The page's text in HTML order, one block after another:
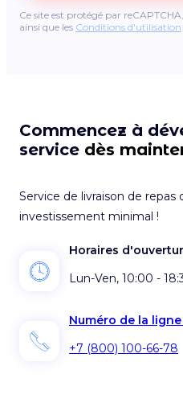
Ce site est protégé par
ainsi que les Conditions d'utilisation
Commencez à
service dès
Service de livraison de repas
investissement minimal !
Horaires
Lun-Ven, 10:00 -
Numéro de la
+7 (800) 100-66-78